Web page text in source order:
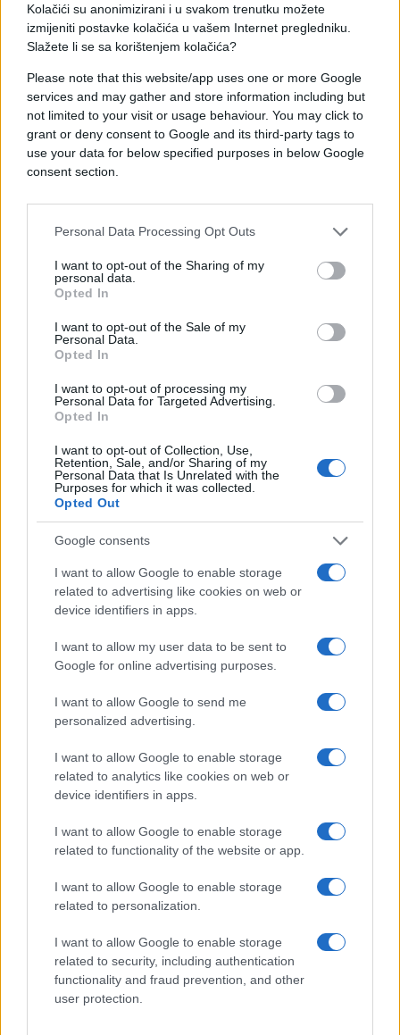
Kolačići su anonimizirani i u svakom trenutku možete
izmijeniti postavke kolačića u vašem Internet pregledniku.
Slažete li se sa korištenjem kolačića?
Please note that this website/app uses one or more Google
services and may gather and store information including but
not limited to your visit or usage behaviour. You may click to
grant or deny consent to Google and its third-party tags to
use your data for below specified purposes in below Google
consent section.
Personal Data Processing Opt Outs
I want to opt-out of the Sharing of my
personal data.
Opted In
I want to opt-out of the Sale of my
Personal Data.
Opted In
I want to opt-out of processing my
Personal Data for Targeted Advertising.
Opted In
I want to opt-out of Collection, Use,
Retention, Sale, and/or Sharing of my
Personal Data that Is Unrelated with the
Purposes for which it was collected.
Opted Out
Google consents
I want to allow Google to enable storage
related to advertising like cookies on web or
device identifiers in apps.
I want to allow my user data to be sent to
Google for online advertising purposes.
I want to allow Google to send me
personalized advertising.
I want to allow Google to enable storage
related to analytics like cookies on web or
device identifiers in apps.
I want to allow Google to enable storage
related to functionality of the website or app.
I want to allow Google to enable storage
related to personalization.
I want to allow Google to enable storage
related to security, including authentication
functionality and fraud prevention, and other
user protection.
Osim toga, Zelenski je rekao da je Ukrajina
dokumentovala pokušaje izvoza žitarica s
anektiranog Krima, kao i pokušaje uključivanja
američkih kompanija i privlačenja investicija i
tehnologije iz zapadnih zemalja u ruske projekte
nafte i plina na Arktiku.
- Znamo kako to suzbiti - rekao je Zelenski.
#Zelenski